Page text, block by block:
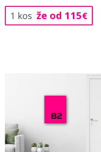
1 kos že od 115€